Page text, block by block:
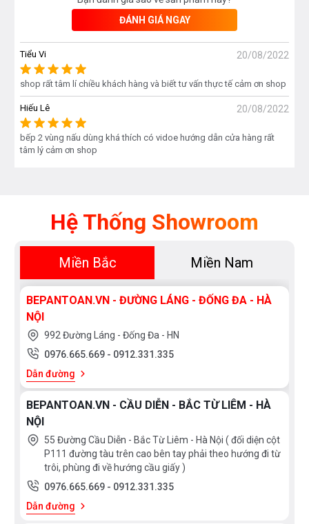
Một trong những điểm thu hút của Bếp từ Dmestik ML
299DKI đến người dùng chính là bếp đảm bảo an toàn
tuyệt đối. Yếu tố an toàn luôn được người dùng đặt lên
hàng đầu, do đó hãng Dmestik tích hợp trong sản phẩm
những tính năng hiện đại như:
nhờ chức năng này bạn sẽ biết mặt bếp nóng và không vội
Tự động tắt bếp khi không có nồi
Hệ thống bảo vệ an toàn quá nhiệt, quá áp: đảm bảo an
toàn cho nguồn điện năng của gia đình bạn.
Chế độ hẹn giờ thông minh:khi bạn muốn cài hẹn thời
gian, bạn chọn thời gian phù hợp rồi kích hoạt chế độ, khi
hết thời gian cài đặt bếp sẽ tự động ngắt bạn không phải
chạy tới chạy lui để ý đến nó như trước nữa, chế độ này
bạn có thể vừa nấu ăn vừa làm việc khác cùng lúc như:
chơi với con, lau chùi dọn dẹp nhà cửa.
ĐÁNH GIÁ NGAY
Tiểu Vi 20/08/2022
shop rất tâm lí chiều khách hàng và biết tư vấn thực tế cảm ơn shop
Hiếu Lê 20/08/2022
bếp 2 vùng nấu dùng khá thích có vidoe hướng dẫn cửa hàng rất
tâm lý cảm ơn shop
Hệ Thống Showroom
Miền Bắc Miền Nam
BEPANTOAN.VN - ĐƯỜNG LÁNG - ĐỐNG ĐA - HÀ
NỘI
992 Đường Láng - Đống Đa - HN
0976.665.669 - 0912.331.335
Dẫn đường
BEPANTOAN.VN - CẦU DIỄN - BẮC TỪ LIÊM - HÀ
NỘI
55 Đường Cầu Diễn - Bắc Từ Liêm - Hà Nội ( đối diện cột
P111 đường tàu trên cao bên tay phải theo hướng đi từ
trôi, phùng đi về hướng cầu giấy )
0976.665.669 - 0912.331.335
Dẫn đường